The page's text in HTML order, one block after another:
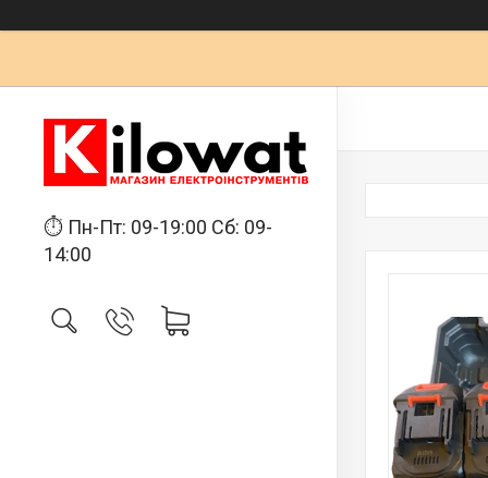
⏱ Пн-Пт: 09-19:00 Сб: 09-
14:00